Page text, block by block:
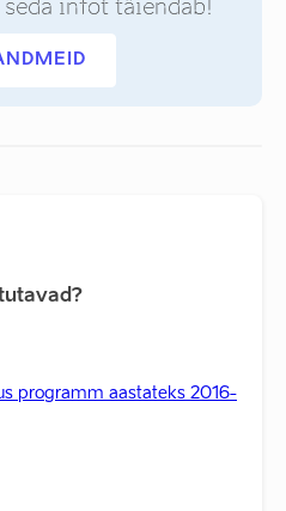
seda infot täiendab!
programm aastateks 2016-